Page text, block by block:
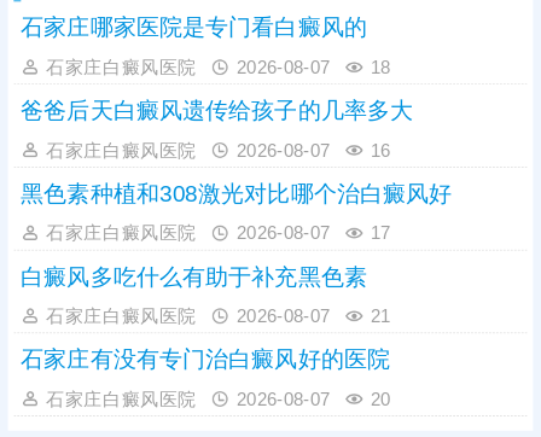
断清楚再结合患者体质、病情进行治
疗，避免走上治白歧途。
石家庄哪家医院是专门看白癜风的
石家庄白癜风医院 2026-08-07 18
爸爸后天白癜风遗传给孩子的几率多大
石家庄白癜风医院 2026-08-07 16
黑色素种植和308激光对比哪个治白癜风好
石家庄白癜风医院 2026-08-07 17
白癜风多吃什么有助于补充黑色素
石家庄白癜风医院 2026-08-07 21
石家庄有没有专门治白癜风好的医院
石家庄白癜风医院 2026-08-07 20